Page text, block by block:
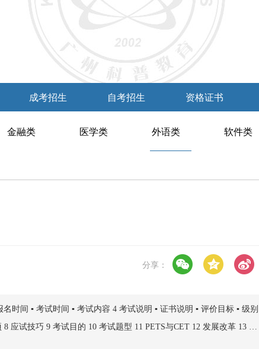
成考招生 自考招生 资格证书
金融类 医学类 外语类 软件类
分享：
时间 ▪ 考试时间 ▪ 考试内容 4 考试说明 ▪ 证书说明 ▪ 评价目标 ▪ 级别
应试技巧 9 考试目的 10 考试题型 11 PETS与CET 12 发展改革 13 考